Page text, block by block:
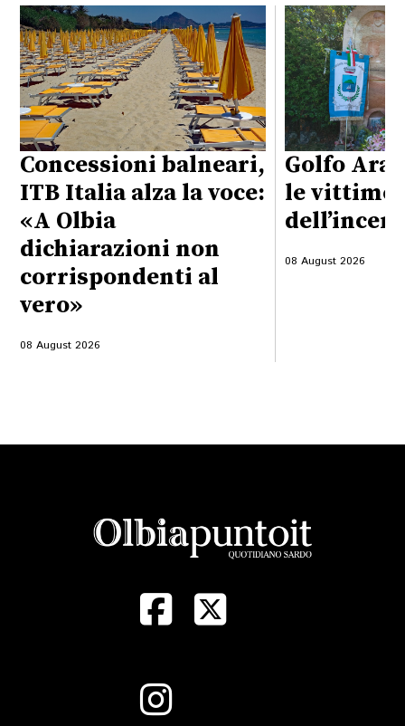
Concessioni balneari,
ITB Italia alza la voce:
«A Olbia
dichiarazioni non
corrispondenti al
vero»
08 August 2026
Golfo
le vittime
08 August 2026